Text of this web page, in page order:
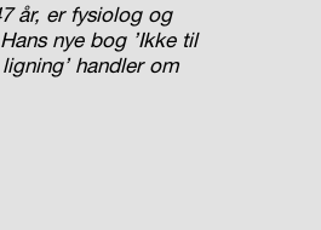
år, er fysiolog og
nye bog ’Ikke til
handler om